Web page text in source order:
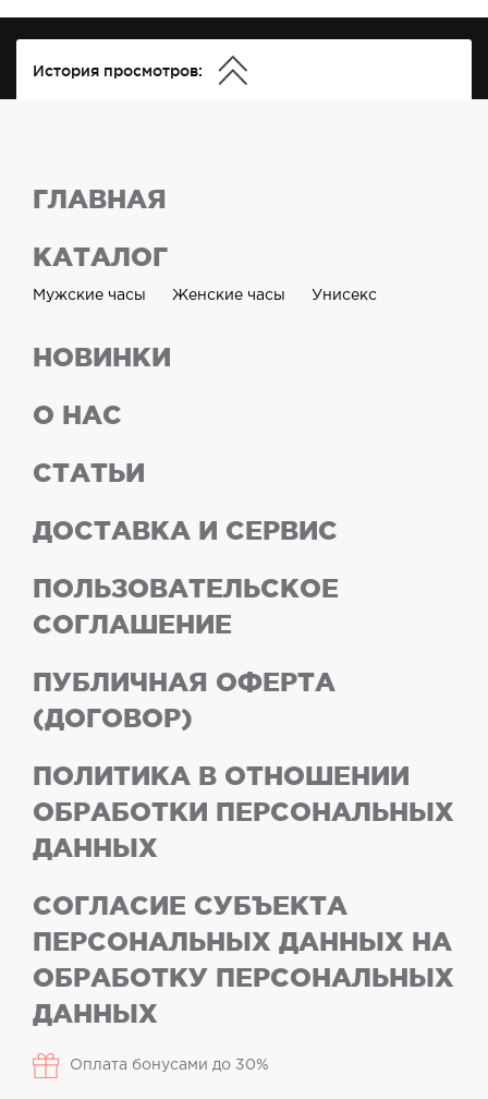
История просмотров:
ГЛАВНАЯ
КАТАЛОГ
Мужские часы Женские часы Унисекс
НОВИНКИ
О НАС
СТАТЬИ
ДОСТАВКА И СЕРВИС
ПОЛЬЗОВАТЕЛЬСКОЕ
СОГЛАШЕНИЕ
ПУБЛИЧНАЯ ОФЕРТА
(ДОГОВОР)
ПОЛИТИКА В ОТНОШЕНИИ
ОБРАБОТКИ ПЕРСОНАЛЬНЫХ
ДАННЫХ
СОГЛАСИЕ СУБЪЕКТА
ПЕРСОНАЛЬНЫХ ДАННЫХ НА
ОБРАБОТКУ ПЕРСОНАЛЬНЫХ
ДАННЫХ
Оплата бонусами до 30%